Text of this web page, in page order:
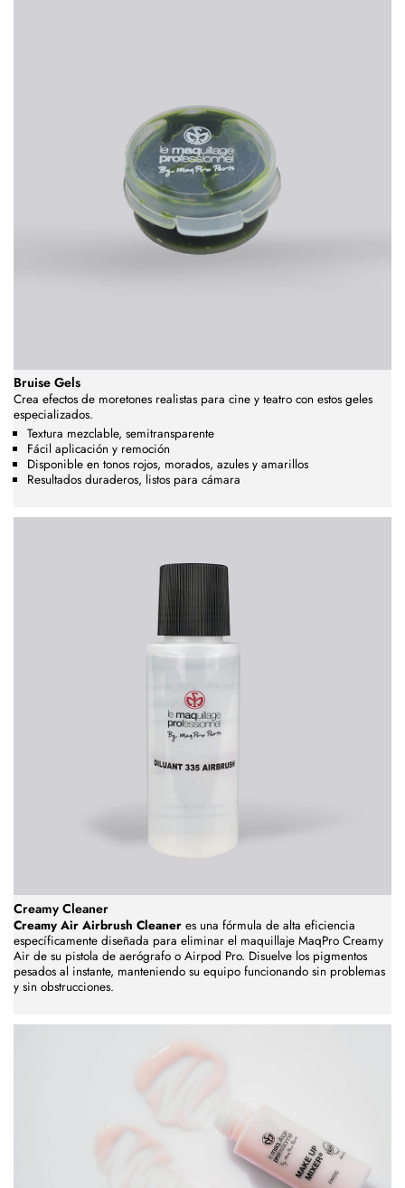
Bruise Gels
Crea efectos de moretones realistas para cine y teatro con estos geles
especializados.
Textura mezclable, semitransparente
Fácil aplicación y remoción
Disponible en tonos rojos, morados, azules y amarillos
Resultados duraderos, listos para cámara
Creamy Cleaner
Creamy Air Airbrush Cleaner es una fórmula de alta eficiencia
específicamente diseñada para eliminar el maquillaje MaqPro Creamy
Air de su pistola de aerógrafo o Airpod Pro. Disuelve los pigmentos
pesados al instante, manteniendo su equipo funcionando sin problemas
y sin obstrucciones.